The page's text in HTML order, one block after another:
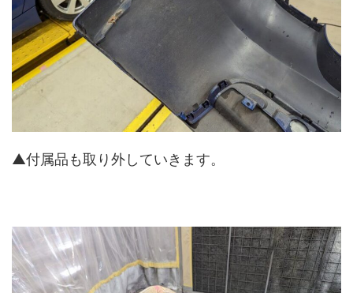
▲付属品も取り外していきます。